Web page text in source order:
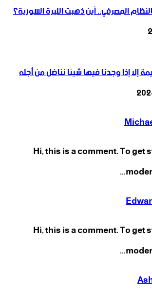
المصرفي.. أين ذهبت الليرة السورية؟
إلا إذا وجدنا فيها شيئا نناضل من أجله
Hi, this is a comment. To get
Hi, this is a comment. To get